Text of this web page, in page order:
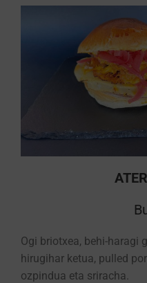
Ogi briotxea, behi-haragi
hirugihar ketua, pulled
ozpindua eta sriracha.